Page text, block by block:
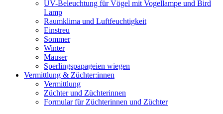
UV-Beleuchtung für Vögel mit Vogellampe und Bird
Lamp
Raumklima und Luftfeuchtigkeit
Einstreu
Sommer
Winter
Mauser
Sperlingspapageien wiegen
Vermittlung & Züchter:innen
Vermittlung
Züchter und Züchterinnen
Formular für Züchterinnen und Züchter